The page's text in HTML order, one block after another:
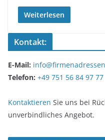
Weiterlesen
Kontakt:
E-Mail:
Telefon: +49 751 56 84 97 77
Kontaktieren Sie uns bei
unverbindliches Angebot.